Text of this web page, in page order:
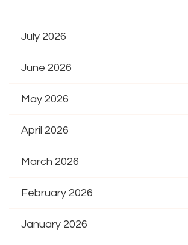
July 2026
June 2026
May 2026
April 2026
March 2026
February 2026
January 2026